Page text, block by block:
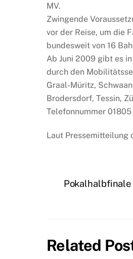
MV.
Zwingende
vor der Reise, um die
bundesweit von 16
Ab Juni 2009 gibt es
durch den
Graal-Müritz,
Brodersdorf, Tessin,
Telefonnummer 01805
Laut Pressemitteilung
Pokalhalbfinale
Related